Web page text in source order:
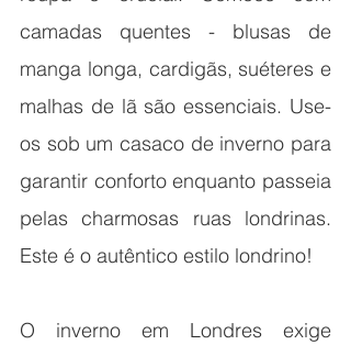
camadas quentes - blusas de
manga longa, cardigãs, suéteres e
malhas de lã são essenciais. Use-
os sob um casaco de inverno para
garantir conforto enquanto passeia
pelas charmosas ruas londrinas.
Este é o autêntico estilo londrino!
O inverno em Londres exige